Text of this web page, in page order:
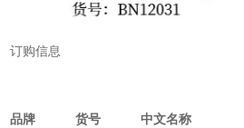
订购信息
品牌 货号 中文名称